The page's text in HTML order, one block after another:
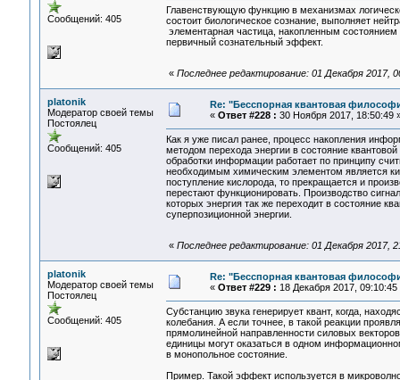
Сообщений: 405
Главенствующую функцию в механизмах
состоит биологическое сознание, выполняет
элементарная частица, накопленным состоянием
первичный сознательный эффект.
« Последнее редактирование: 01 Декабря 2017,
platonik
Модератор своей темы
Постоялец
Сообщений: 405
Re: "Бесспорная квантовая
« Ответ #228 : 30 Ноября 2017, 18:50:49
Как я уже писал ранее, процесс накопления
методом перехода энергии в состояние
обработки информации работает по принципу
необходимым химическим элементом является
поступление кислорода, то прекращается и
перестают функционировать. Производство
которых энергия так же переходит в состояние
суперпозиционной энергии.
« Последнее редактирование: 01 Декабря 2017,
platonik
Модератор своей темы
Постоялец
Сообщений: 405
Re: "Бесспорная квантовая
« Ответ #229 : 18 Декабря 2017, 09:10:45
Субстанцию звука генерирует квант, когда,
колебания. А если точнее, в такой реакции
прямолинейной направленности силовых
единицы могут оказаться в одном
в монопольное состояние.
Пример. Такой эффект используется в